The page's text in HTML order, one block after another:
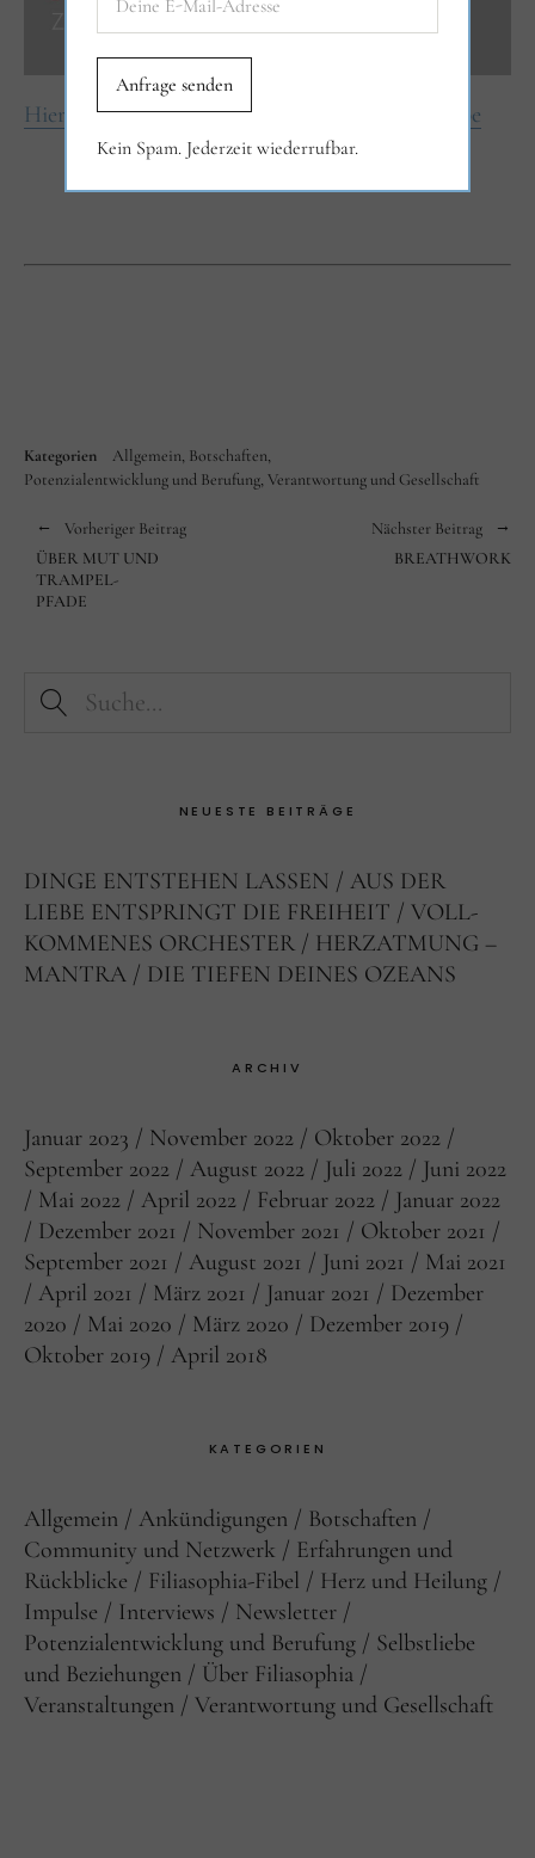
Hier geht es zum Sonja Maria Kanal auf YouTube
Kategorien Allgemein Botschaften
Potenzialentwicklung und Berufung Verantwortung und Gesellschaft
Vorheriger Beitrag
ÜBER MUT UND
TRAMPEL-
PFADE
Nächster Beitrag
BREATHWORK
NEUESTE BEITRÄGE
DINGE ENTSTEHEN LASSEN
AUS DER
LIEBE ENTSPRINGT DIE FREIHEIT
VOLL-
KOMMENES ORCHESTER
HERZATMUNG –
MANTRA
DIE TIEFEN DEINES OZEANS
ARCHIV
Januar 2023 November 2022
Oktober 2022
September 2022
August 2022 Juli 2022
Juni 2022
Mai 2022
April 2022 Februar 2022
Januar 2022
Dezember 2021
November 2021
Oktober 2021
September 2021
August 2021 Juni 2021
Mai 2021
April 2021
März 2021 Januar 2021
Dezember
2020
Mai 2020 März 2020
Dezember 2019
Oktober 2019
April 2018
KATEGORIEN
Allgemein Ankündigungen
Botschaften
Community und Netzwerk
Erfahrungen und
Rückblicke
Filiasophia-Fibel
Herz und Heilung
Impulse
Interviews
Newsletter
Potenzialentwicklung und Berufung
Selbstliebe
und Beziehungen
Über Filiasophia
Veranstaltungen
Verantwortung und Gesellschaft
Kein Spam. Jederzeit wiederrufbar.